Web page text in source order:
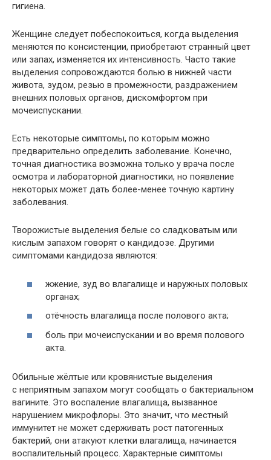
гигиена.
Женщине следует побеспокоиться, когда выделения
меняются по консистенции, приобретают странный цвет
или запах, изменяется их интенсивность. Часто такие
выделения сопровождаются болью в нижней части
живота, зудом, резью в промежности, раздражением
внешних половых органов, дискомфортом при
мочеиспускании.
Есть некоторые симптомы, по которым можно
предварительно определить заболевание. Конечно,
точная диагностика возможна только у врача после
осмотра и лабораторной диагностики, но появление
некоторых может дать более-менее точную картину
заболевания.
Творожистые выделения белые со сладковатым или
кислым запахом говорят о кандидозе. Другими
симптомами кандидоза являются:
жжение, зуд во влагалище и наружных половых
органах;
отёчность влагалища после полового акта;
боль при мочеиспускании и во время полового
акта.
Обильные жёлтые или кровянистые выделения
с неприятным запахом могут сообщать о бактериальном
вагините. Это воспаление влагалища, вызванное
нарушением микрофлоры. Это значит, что местный
иммунитет не может сдерживать рост патогенных
бактерий, они атакуют клетки влагалища, начинается
воспалительный процесс. Характерные симптомы